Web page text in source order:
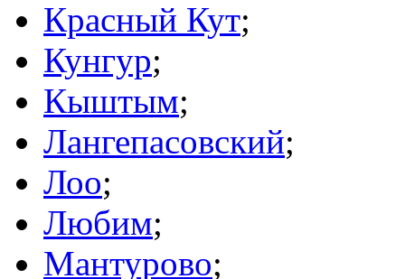
Красный Кут;
Кунгур;
Кыштым;
Лангепасовский;
Лоо;
Любим;
Мантурово;